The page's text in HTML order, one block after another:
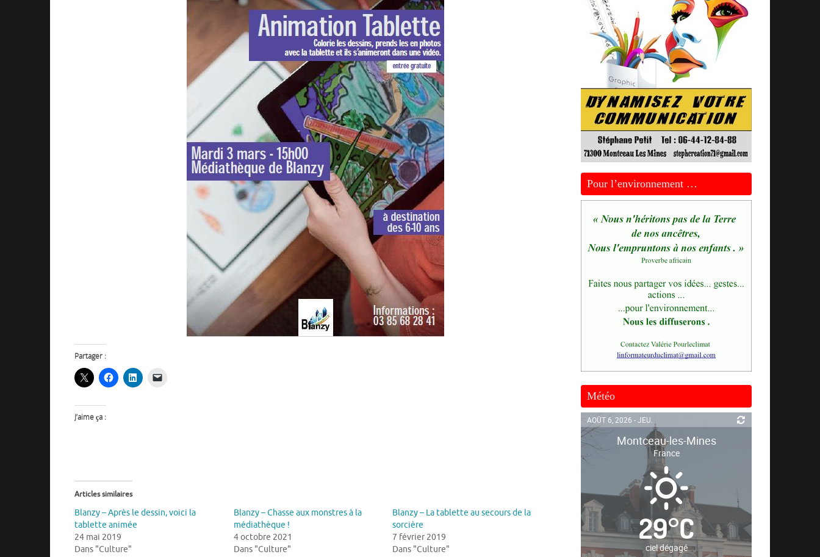
Partager :
J’aime ça :
Articles similaires
Blanzy – Après le dessin, voici la
tablette animée
24 mai 2019
Dans "Culture"
Blanzy – Chasse aux monstres à la
médiathèque !
4 octobre 2021
Dans "Culture"
Blanzy – La tablette au secours de la
sorcière
7 février 2019
Dans "Culture"
Pour l’environnement …
Météo
AOÛT 6, 2026 - JEU.
Montceau-les-Mines
France
29°C
ciel dégagé